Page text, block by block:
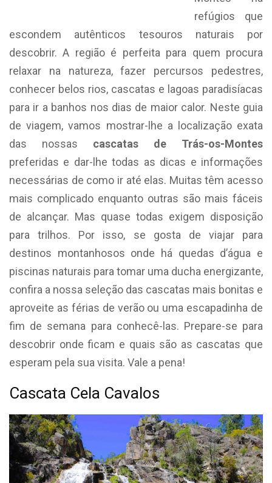
refúgios que
escondem autênticos tesouros naturais por
descobrir. A região é perfeita para quem procura
relaxar na natureza, fazer percursos pedestres,
conhecer belos rios, cascatas e lagoas paradisíacas
para ir a banhos nos dias de maior calor. Neste guia
de viagem, vamos mostrar-lhe a localização exata
das nossas cascatas de Trás-os-Montes
preferidas e dar-lhe todas as dicas e informações
necessárias de como ir até elas. Muitas têm acesso
mais complicado enquanto outras são mais fáceis
de alcançar. Mas quase todas exigem disposição
para trilhos. Por isso, se gosta de viajar para
destinos montanhosos onde há quedas d’água e
piscinas naturais para tomar uma ducha energizante,
confira a nossa seleção das cascatas mais bonitas e
aproveite as férias de verão ou uma escapadinha de
fim de semana para conhecê-las. Prepare-se para
descobrir onde ficam e quais são as cascatas que
esperam pela sua visita. Vale a pena!
Cascata Cela Cavalos